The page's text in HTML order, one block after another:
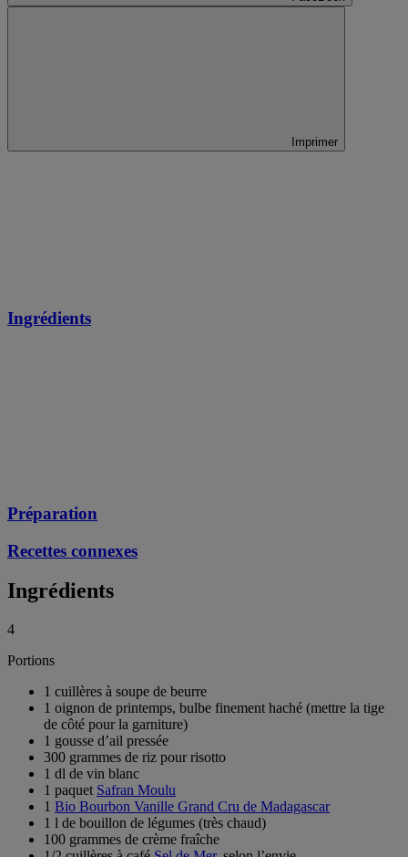
Imprimer
Ingrédients
Préparation
Recettes connexes
Ingrédients
4
Portions
1 cuillères à soupe de beurre
1 oignon de printemps, bulbe finement haché (mettre la tige
de côté pour la garniture)
1 gousse d’ail pressée
300 grammes de riz pour risotto
1 dl de vin blanc
1 paquet Safran Moulu
1 Bio Bourbon Vanille Grand Cru de Madagascar
1 l de bouillon de légumes (très chaud)
100 grammes de crème fraîche